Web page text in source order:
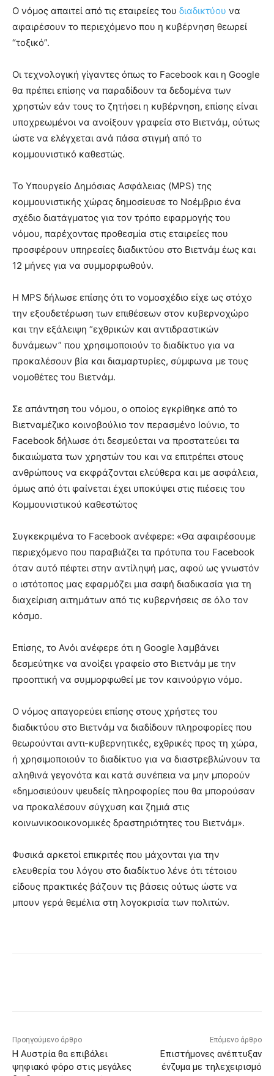
Ο νόμος απαιτεί από τις εταιρείες του διαδικτύου να
αφαιρέσουν το περιεχόμενο που η κυβέρνηση θεωρεί
“τοξικό”.
Οι τεχνολογική γίγαντες όπως το Facebook και η Google
θα πρέπει επίσης να παραδίδουν τα δεδομένα των
χρηστών εάν τους το ζητήσει η κυβέρνηση, επίσης είναι
υποχρεωμένοι να ανοίξουν γραφεία στο Βιετνάμ, ούτως
ώστε να ελέγχεται ανά πάσα στιγμή από το
κομμουνιστικό καθεστώς.
Το Υπουργείο Δημόσιας Ασφάλειας (MPS) της
κομμουνιστικής χώρας δημοσίευσε το Νοέμβριο ένα
σχέδιο διατάγματος για τον τρόπο εφαρμογής του
νόμου, παρέχοντας προθεσμία στις εταιρείες που
προσφέρουν υπηρεσίες διαδικτύου στο Βιετνάμ έως και
12 μήνες για να συμμορφωθούν.
Η MPS δήλωσε επίσης ότι το νομοσχέδιο είχε ως στόχο
την εξουδετέρωση των επιθέσεων στον κυβερνοχώρο
και την εξάλειψη “εχθρικών και αντιδραστικών
δυνάμεων” που χρησιμοποιούν το διαδίκτυο για να
προκαλέσουν βία και διαμαρτυρίες, σύμφωνα με τους
νομοθέτες του Βιετνάμ.
Σε απάντηση του νόμου, ο οποίος εγκρίθηκε από το
Βιετναμέζικο κοινοβούλιο τον περασμένο Ιούνιο, το
Facebook δήλωσε ότι δεσμεύεται να προστατεύει τα
δικαιώματα των χρηστών του και να επιτρέπει στους
ανθρώπους να εκφράζονται ελεύθερα και με ασφάλεια,
όμως από ότι φαίνεται έχει υποκύψει στις πιέσεις του
Κομμουνιστικού καθεστώτος
Συγκεκριμένα το Facebook ανέφερε: «Θα αφαιρέσουμε
περιεχόμενο που παραβιάζει τα πρότυπα του Facebook
όταν αυτό πέφτει στην αντίληψή μας, αφού ως γνωστόν
ο ιστότοπος μας εφαρμόζει μια σαφή διαδικασία για τη
διαχείριση αιτημάτων από τις κυβερνήσεις σε όλο τον
κόσμο.
Επίσης, το Ανόι ανέφερε ότι η Google λαμβάνει
δεσμεύτηκε να ανοίξει γραφείο στο Βιετνάμ με την
προοπτική να συμμορφωθεί με τον καινούργιο νόμο.
Ο νόμος απαγορεύει επίσης στους χρήστες του
διαδικτύου στο Βιετνάμ να διαδίδουν πληροφορίες που
θεωρούνται αντι-κυβερνητικές, εχθρικές προς τη χώρα,
ή χρησιμοποιούν το διαδίκτυο για να διαστρεβλώνουν τα
αληθινά γεγονότα και κατά συνέπεια να μην μπορούν
«δημοσιεύουν ψευδείς πληροφορίες που θα μπορούσαν
να προκαλέσουν σύγχυση και ζημιά στις
κοινωνικοοικονομικές δραστηριότητες του Βιετνάμ».
Φυσικά αρκετοί επικριτές που μάχονται για την
ελευθερία του λόγου στο διαδίκτυο λένε ότι τέτοιου
είδους πρακτικές βάζουν τις βάσεις ούτως ώστε να
μπουν γερά θεμέλια στη λογοκρισία των πολιτών.
Προηγούμενο άρθρο
Η Αυστρία θα επιβάλει
ψηφιακό φόρο στις μεγάλες
Επόμενο άρθρο
Επιστήμονες ανέπτυξαν
ένζυμα με τηλεχειρισμό